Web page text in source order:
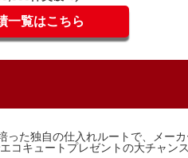
一覧はこちら
た独自の仕入れルートで、メー
コキュートプレゼントの大チャン